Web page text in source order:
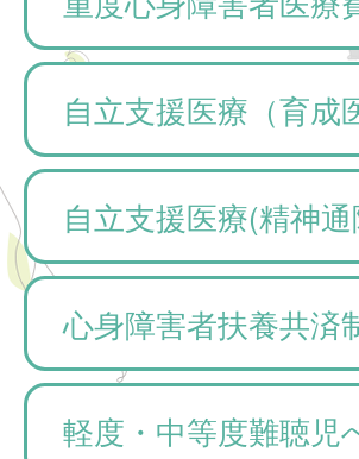
自立支援医療（育成
自立支援医療(精神通
心身障害者扶養共済
軽度・中等度難聴児